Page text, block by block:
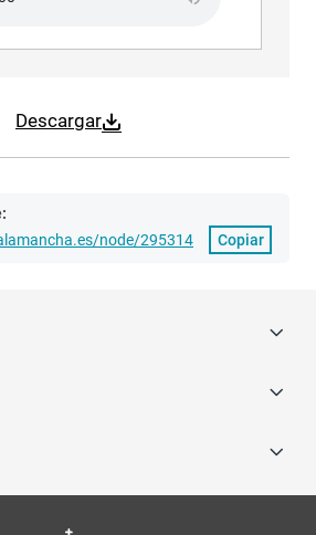
Descargar
node/295314
Copiar